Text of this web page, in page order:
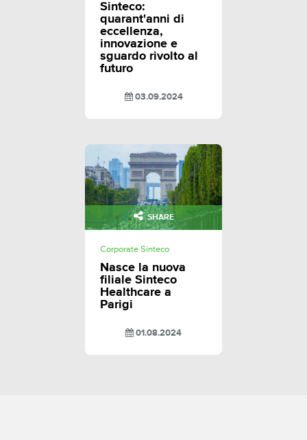
Sinteco:
quarant'anni di
eccellenza,
innovazione e
sguardo rivolto al
futuro
03.09.2024
SHARE
Corporate Sinteco
Nasce la nuova
filiale Sinteco
Healthcare a
Parigi
01.08.2024